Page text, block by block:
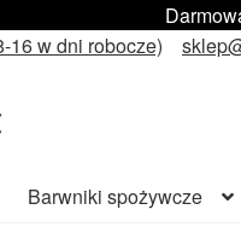
16 w dni robocze)
Barwniki spożywcze